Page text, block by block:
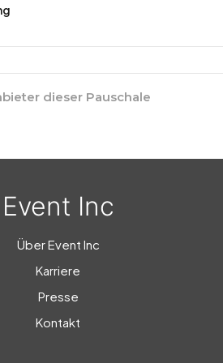
dieser Pauschale
Event Inc
Über Event Inc
Karriere
Presse
Kontakt